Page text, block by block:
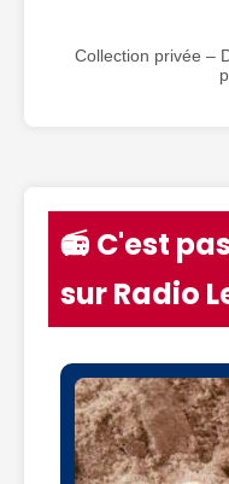
Collection privée –
📻 C'est
sur Radio